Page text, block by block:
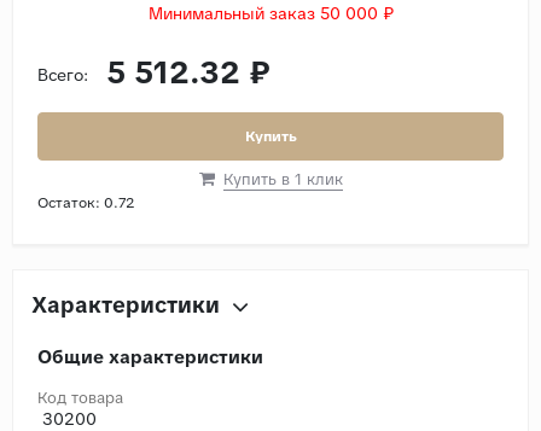
Минимальный заказ 50 000 ₽
Всего: 5 512.32 ₽
Купить
Купить в 1 клик
Остаток: 0.72
Характеристики
Общие характеристики
Код товара
30200